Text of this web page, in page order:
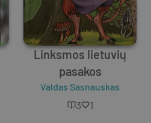
Linksmos lietuvių
pasakos
Valdas Sasnauskas
3 1